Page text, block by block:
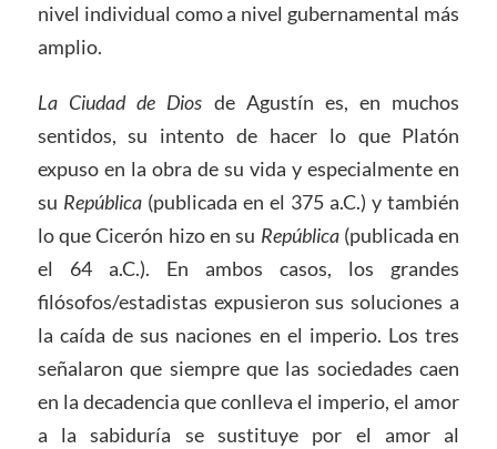
nivel individual como a nivel gubernamental más
amplio.
La Ciudad de Dios de Agustín es, en muchos
sentidos, su intento de hacer lo que Platón
expuso en la obra de su vida y especialmente en
su República(publicada en el 375 a.C.) y también
lo que Cicerón hizo en su República(publicada en
el 64 a.C.). En ambos casos, los grandes
filósofos/estadistas expusieron sus soluciones a
la caída de sus naciones en el imperio. Los tres
señalaron que siempre que las sociedades caen
en la decadencia que conlleva el imperio, el amor
a la sabiduría se sustituye por el amor al